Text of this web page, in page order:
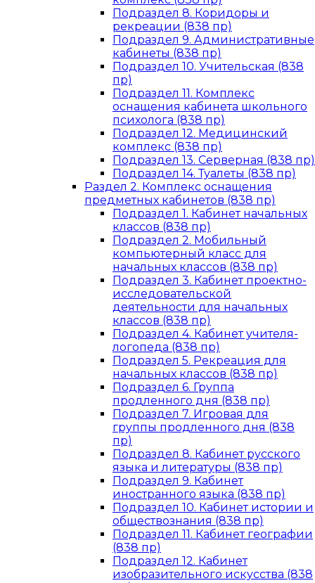
Подраздел 8. Коридоры и
рекреации (838 пр)
Подраздел 9. Административные
кабинеты (838 пр)
Подраздел 10. Учительская (838
пр)
Подраздел 11. Комплекс
оснащения кабинета школьного
психолога (838 пр)
Подраздел 12. Медицинский
комплекс (838 пр)
Подраздел 13. Серверная (838 пр)
Подраздел 14. Туалеты (838 пр)
Раздел 2. Комплекс оснащения
предметных кабинетов (838 пр)
Подраздел 1. Кабинет начальных
классов (838 пр)
Подраздел 2. Мобильный
компьютерный класс для
начальных классов (838 пр)
Подраздел 3. Кабинет проектно-
исследовательской
деятельности для начальных
классов (838 пр)
Подраздел 4. Кабинет учителя-
логопеда (838 пр)
Подраздел 5. Рекреация для
начальных классов (838 пр)
Подраздел 6. Группа
продленного дня (838 пр)
Подраздел 7. Игровая для
группы продленного дня (838
пр)
Подраздел 8. Кабинет русского
языка и литературы (838 пр)
Подраздел 9. Кабинет
иностранного языка (838 пр)
Подраздел 10. Кабинет истории и
обществознания (838 пр)
Подраздел 11. Кабинет географии
(838 пр)
Подраздел 12. Кабинет
изобразительного искусства (838